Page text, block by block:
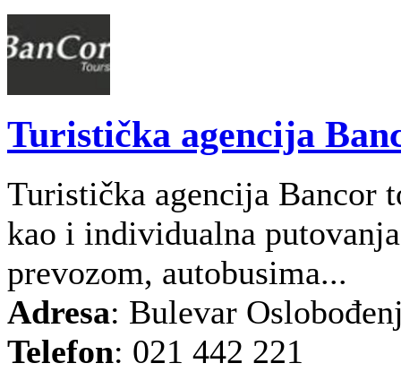
Turistička agencija
Turistička agencija Bancor
kao i individualna
prevozom, autobusima...
Adresa: Bulevar
Telefon: 021 442 221